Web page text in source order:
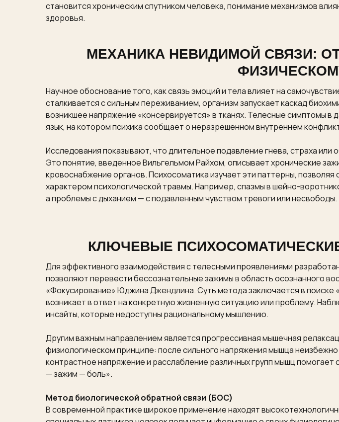
становится хроническим спутником человека, понимание механизмов
здоровья.
МЕХАНИКА НЕВИДИМОЙ СВЯЗИ:
Научное обоснование того, как связь эмоций и тела влияет на
сталкивается с сильным переживанием, организм запускает каскад
возникшее напряжение «консервируется» в тканях. Телесные симптомы в
язык, на котором психика сообщает о неразрешенном внутреннем
Исследования показывают, что длительное подавление гнева, страха
Это понятие, введенное Вильгельмом Райхом, описывает хронические
кровоснабжение органов. Психосоматика изучает эти паттерны,
характером психологической травмы. Например, спазмы в шейно-
а проблемы с дыханием — с подавленным чувством тревоги или несвободы.
КЛЮЧЕВЫЕ
Для эффективного взаимодействия с телесными проявлениями
позволяют перевести бессознательные зажимы в область осознанного
«Фокусирование» Юджина Джендлина. Суть метода заключается в
возникает в ответ на конкретную жизненную ситуацию или проблему.
инсайты, которые недоступны рациональному мышлению.
Другим важным направлением является прогрессивная мышечная
физиологическом принципе: после сильного напряжения мышца
контрастное напряжение и расслабление различных групп мышц
— зажим — боль».
Метод биологической обратной связи (БОС)
В современной практике широкое применение находят